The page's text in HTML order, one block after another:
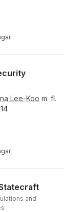
Lee-Koo m. fl.
and